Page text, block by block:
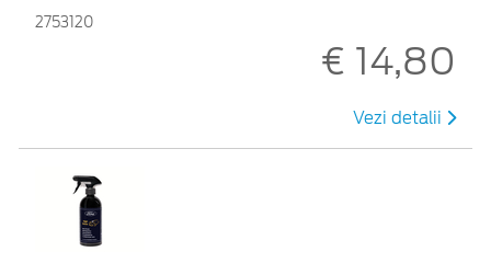
2753120
€ 14,80
Vezi detalii